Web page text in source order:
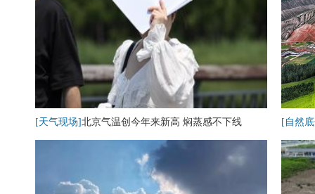
[天气现场]北京气温创今年来新高 焖蒸感不下线 [自然